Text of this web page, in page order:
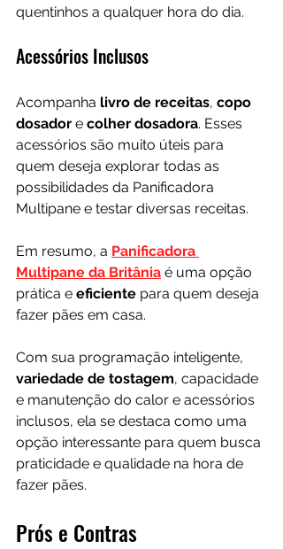
quentinhos a qualquer hora do dia.
Acessórios Inclusos
Acompanha livro de receitas, copo
dosador e colher dosadora. Esses
acessórios são muito úteis para
quem deseja explorar todas as
possibilidades da Panificadora
Multipane e testar diversas receitas.
Em resumo, a Panificadora
Multipane da Britânia é uma opção
prática e eficiente para quem deseja
fazer pães em casa.
Com sua programação inteligente,
variedade de tostagem, capacidade
e manutenção do calor e acessórios
inclusos, ela se destaca como uma
opção interessante para quem busca
praticidade e qualidade na hora de
fazer pães.
Prós e Contras